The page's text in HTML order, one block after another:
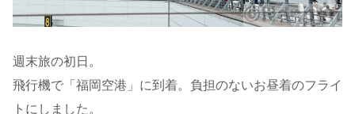
週末旅の初日。
飛行機で「福岡空港」に到着。負担のないお昼着のフライ
トにしました。